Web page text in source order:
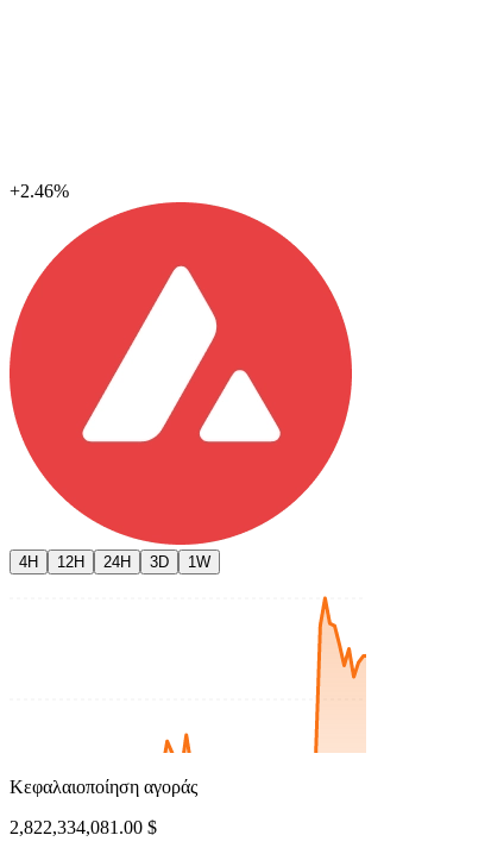
+2.46%
4H 12H 24H 3D 1W
Κεφαλαιοποίηση αγοράς
2,822,334,081.00 $